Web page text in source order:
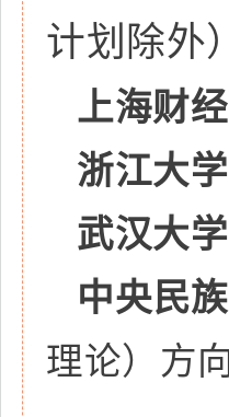
计划除外
上海财
浙江大学
武汉大学
中央民
理论）方向